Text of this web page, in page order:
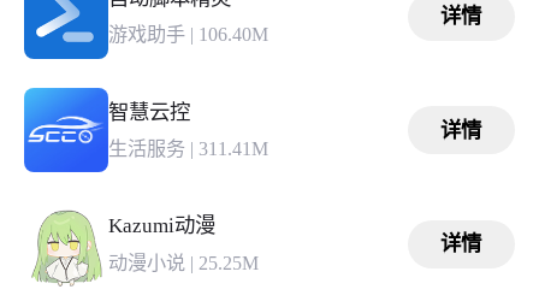
游戏助手| 106.40M
详情
智慧云控
生活服务 | 311.41M
详情
Kazumi动漫
动漫小说| 25.25M
详情